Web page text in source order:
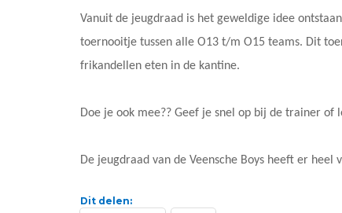
Vanuit de jeugdraad is het geweldige idee
toernooitje tussen alle O13 t/m O15 teams. Dit
frikandellen eten in de kantine.
Doe je ook mee?? Geef je snel op bij de trainer of
De jeugdraad van de Veensche Boys heeft er heel
Dit delen: